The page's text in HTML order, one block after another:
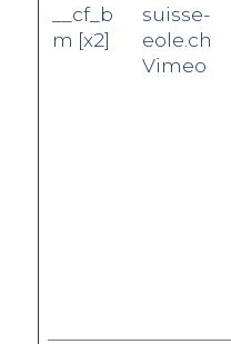
__cf_b
m [x2]
suisse-
eole.ch
Vimeo